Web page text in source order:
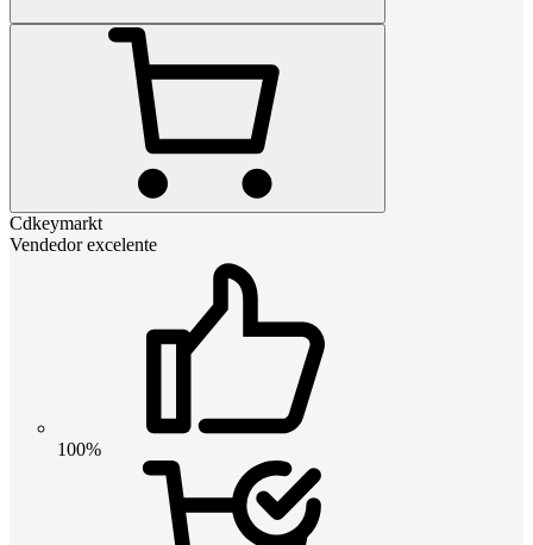
Cdkeymarkt
Vendedor excelente
100%